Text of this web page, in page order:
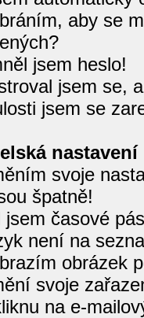
aby se
jsem heslo!
jsem se,
jsem se
nastavení
svoje
špatně!
jsem časové
není na
obrázek
svoje
na e-